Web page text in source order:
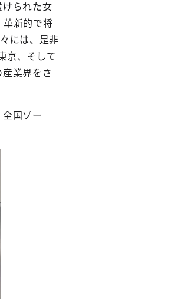
られた女
革新的で将
には、是非
京、そして
業界をさ
国ゾー